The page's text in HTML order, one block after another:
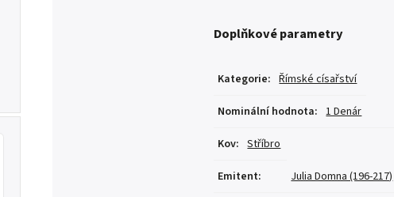
Doplňkové parametry
Kategorie: Římské císařství
Nominální hodnota: 1 Denár
Kov: Stříbro
Emitent: Julia Domna (196-217)